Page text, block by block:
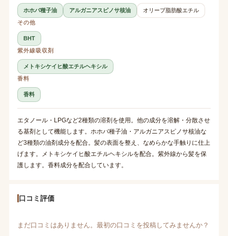
ホホバ種子油 アルガニアスピノサ核油
オリーブ脂肪酸エチル
その他
BHT
紫外線吸収剤
メトキシケイヒ酸エチルヘキシル
香料
香料
エタノール・LPGなど2種類の溶剤を使用。他の成分を溶解・分散させ
る基剤として機能します。ホホバ種子油・アルガニアスピノサ核油な
ど3種類の油剤成分を配合。髪の表面を整え、なめらかな手触りに仕上
げます。メトキシケイヒ酸エチルヘキシルを配合。紫外線から髪を保
護します。香料成分を配合しています。
口コミ評価
まだ口コミはありません。最初の口コミを投稿してみませんか？